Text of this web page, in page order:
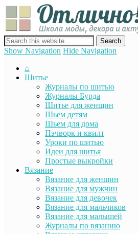
сайт о декоре, дизайне и моде,
рукоделия
Show Navigation Hide Navigation
⌂
Шитье
Журналы по шитью
Журналы Бурда
Шитье для женщин
Шьем детям
Шьем для дома
Пэчворк и квилт
Уроки по шитью
Идеи для шитья
Простые выкройки
Вязание
Вязание для женщин
Вязание для мужчин
Вязание для девочек
Вязание для мальчиков
Вязание для малышей
Журналы по вязанию